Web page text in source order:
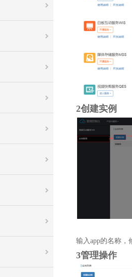
2创建实例
输入app的名称，
3管理操作